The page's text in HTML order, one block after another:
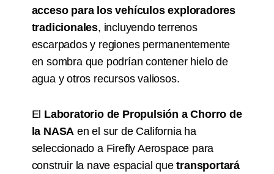
acceso para los vehículos exploradores
tradicionales, incluyendo terrenos
escarpados y regiones permanentemente
en sombra que podrían contener hielo de
agua y otros recursos valiosos.
El Laboratorio de Propulsión a Chorro de
la NASA en el sur de California ha
seleccionado a Firefly Aerospace para
construir la nave espacial quetransportará